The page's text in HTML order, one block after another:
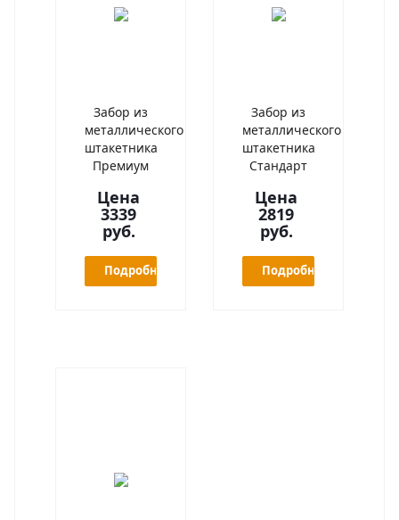
Забор из
металлического
штакетника
Премиум
Цена
3339
руб.
Подробнее
Забор из
металлического
штакетника
Стандарт
Цена
2819
руб.
Подробнее